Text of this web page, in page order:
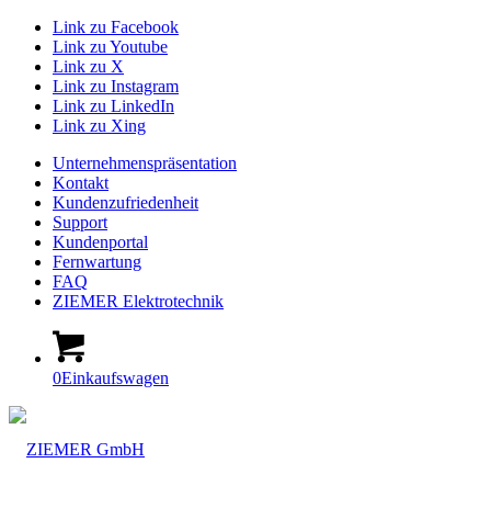
Link zu Facebook
Link zu Youtube
Link zu X
Link zu Instagram
Link zu LinkedIn
Link zu Xing
Unternehmenspräsentation
Kontakt
Kundenzufriedenheit
Support
Kundenportal
Fernwartung
FAQ
ZIEMER Elektrotechnik
0Einkaufswagen